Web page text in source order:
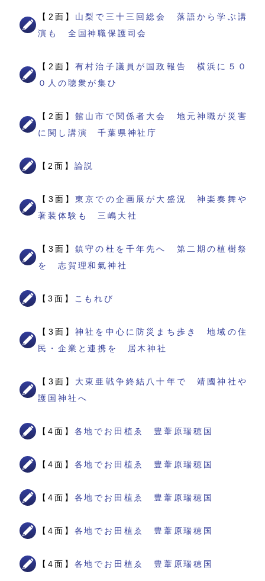
【2面】 山梨で三十三回総会 落語から学ぶ講
演も 全国神職保護司会
【2面】有村治子議員が国政報告 横浜に５０
０人の聴衆が集ひ
【2面】館山市で関係者大会 地元神職が災害
に関し講演 千葉県神社庁
【2面】 論説
【3面】東京での企画展が大盛況 神楽奏舞や
著装体験も 三嶋大社
【3面】鎮守の杜を千年先へ 第二期の植樹祭
を 志賀理和氣神社
【3面】 こもれび
【3面】神社を中心に防災まち歩き 地域の住
民・企業と連携を 居木神社
【3面】 大東亜戦争終結八十年で 靖國神社や
護国神社へ
【4面】 各地でお田植ゑ 豊葦原瑞穂国
【4面】 各地でお田植ゑ 豊葦原瑞穂国
【4面】 各地でお田植ゑ 豊葦原瑞穂国
【4面】 各地でお田植ゑ 豊葦原瑞穂国
【4面】 各地でお田植ゑ 豊葦原瑞穂国